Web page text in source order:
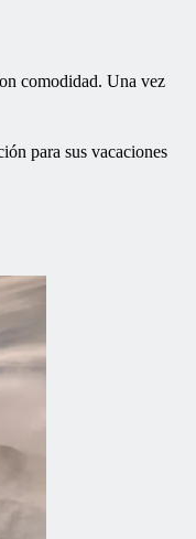
comodidad. Una vez
para sus vacaciones